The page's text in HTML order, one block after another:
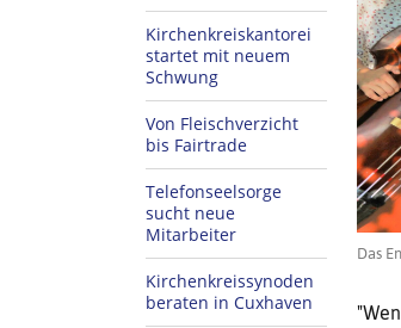
Kirchenkreiskantorei
startet mit neuem
Schwung
Von Fleischverzicht
bis Fairtrade
Telefonseelsorge
sucht neue
Mitarbeiter
Kirchenkreissynoden
beraten in Cuxhaven
Das